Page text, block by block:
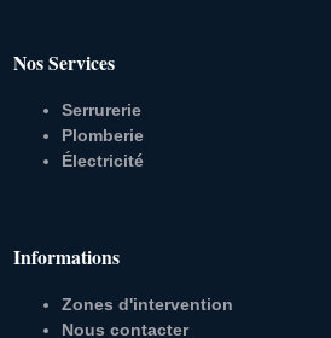
Nos Services
Serrurerie
Plomberie
Électricité
Informations
Zones d'intervention
Nous contacter